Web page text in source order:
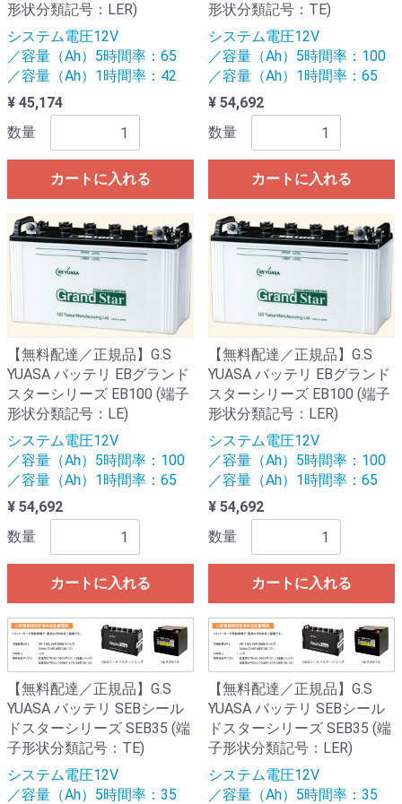
形状分類記号：LER)
システム電圧12V
／容量（Ah）5時間率：65
／容量（Ah）1時間率：42
¥ 45,174
数量
カートに入れる
形状分類記号：TE)
システム電圧12V
／容量（Ah）5時間率：100
／容量（Ah）1時間率：65
¥ 54,692
数量
カートに入れる
【無料配達／正規品】G.S
YUASA バッテリ EBグランド
スターシリーズ EB100 (端子
形状分類記号：LE)
システム電圧12V
／容量（Ah）5時間率：100
／容量（Ah）1時間率：65
¥ 54,692
数量
カートに入れる
【無料配達／正規品】G.S
YUASA バッテリ EBグランド
スターシリーズ EB100 (端子
形状分類記号：LER)
システム電圧12V
／容量（Ah）5時間率：100
／容量（Ah）1時間率：65
¥ 54,692
数量
カートに入れる
【無料配達／正規品】G.S
YUASA バッテリ SEBシール
ドスターシリーズ SEB35 (端
子形状分類記号：TE)
システム電圧12V
／容量（Ah）5時間率：35
【無料配達／正規品】G.S
YUASA バッテリ SEBシール
ドスターシリーズ SEB35 (端
子形状分類記号：LER)
システム電圧12V
／容量（Ah）5時間率：35